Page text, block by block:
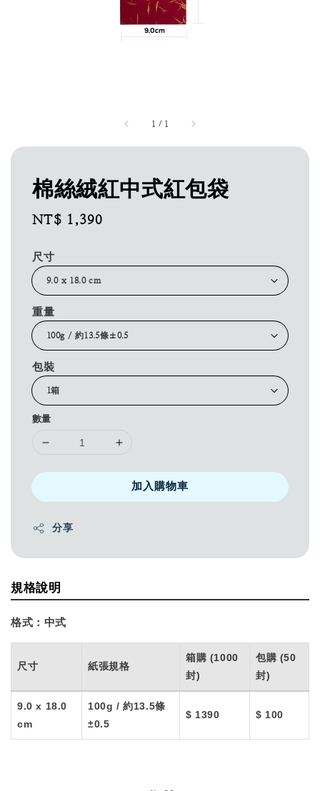
1 / 1
棉絲絨紅中式紅包袋
Regular
NT$ 1,390
尺寸
重量
包裝
數量
加入購物車
分享
規格說明
格式： 中式
尺寸 紙張規格
箱購 (1000
封)
包購 (50
封)
9.0 x 18.0
cm
100g / 約13.5條
±0.5
$ 1390 $ 100